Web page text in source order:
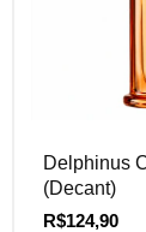
Delphinus
(Decant)
R$124,90